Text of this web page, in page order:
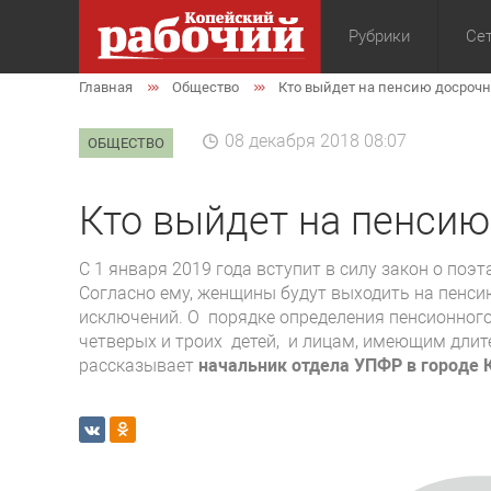
Рубрики
Общество
Главная Общество Кто выйдет на пенсию
ОБЩЕСТВО 08 декабря 2018 08:07
Кто выйдет на
С 1 января 2019 года вступит в силу закон о
Согласно ему, женщины будут выходить на
исключений. О порядке определения
четверых и троих детей, и лицам, имеющим
рассказывает начальник отдела УПФР в городе